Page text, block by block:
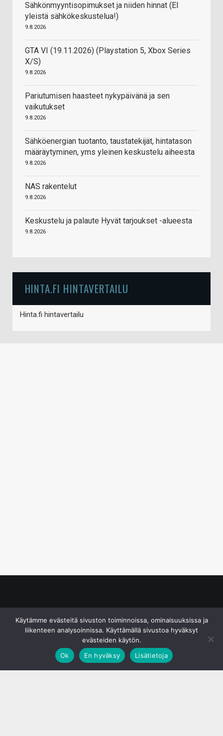
Sähkönmyyntisopimukset ja niiden hinnat (EI
yleistä sähkökeskustelua!)
9.8.2026
GTA VI (19.11.2026) (Playstation 5, Xbox Series
X/S)
9.8.2026
Pariutumisen haasteet nykypäivänä ja sen
vaikutukset
9.8.2026
Sähköenergian tuotanto, taustatekijät, hintatason
määräytyminen, yms yleinen keskustelu aiheesta
9.8.2026
NAS rakentelut
9.8.2026
Keskustelu ja palaute Hyvät tarjoukset -alueesta
9.8.2026
HINTA.FI HINTAVERTAILU
Hinta.fi hintavertailu
Käytämme evästeitä sivuston toiminnoissa, ominaisuuksissa ja
liikenteen analysoinnissa. Käyttämällä sivustoa hyväksyt
evästeiden käytön.
Ok
En hyväksy Lisätietoja